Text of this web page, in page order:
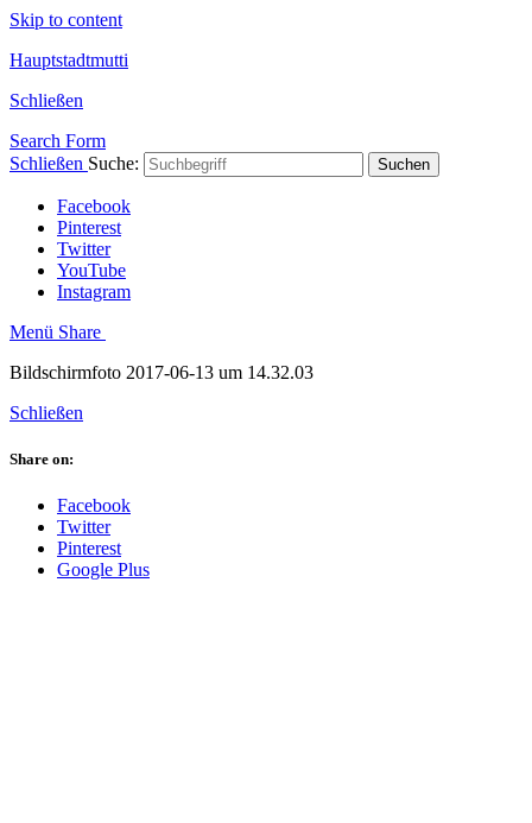
Skip to content
Hauptstadtmutti
Schließen
Search Form
Schließen Suche: Suchen
Facebook
Pinterest
Twitter
YouTube
Instagram
Menü Share
Bildschirmfoto 2017-06-13 um 14.32.03
Schließen
Share on:
Facebook
Twitter
Pinterest
Google Plus